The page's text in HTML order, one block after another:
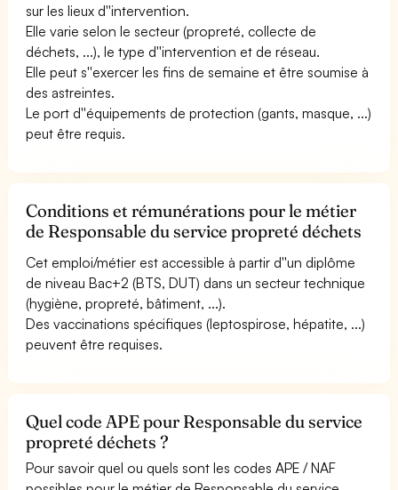
sur les lieux d''intervention.
Elle varie selon le secteur (propreté, collecte de
déchets, ...), le type d''intervention et de réseau.
Elle peut s''exercer les fins de semaine et être soumise à
des astreintes.
Le port d''équipements de protection (gants, masque, ...)
peut être requis.
Conditions et rémunérations pour le métier
de Responsable du service propreté déchets
Cet emploi/métier est accessible à partir d''un diplôme
de niveau Bac+2 (BTS, DUT) dans un secteur technique
(hygiène, propreté, bâtiment, ...).
Des vaccinations spécifiques (leptospirose, hépatite, ...)
peuvent être requises.
Quel code APE pour Responsable du service
propreté déchets ?
Pour savoir quel ou quels sont les codes APE / NAF